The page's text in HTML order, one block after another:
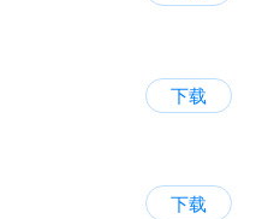
下载
下载